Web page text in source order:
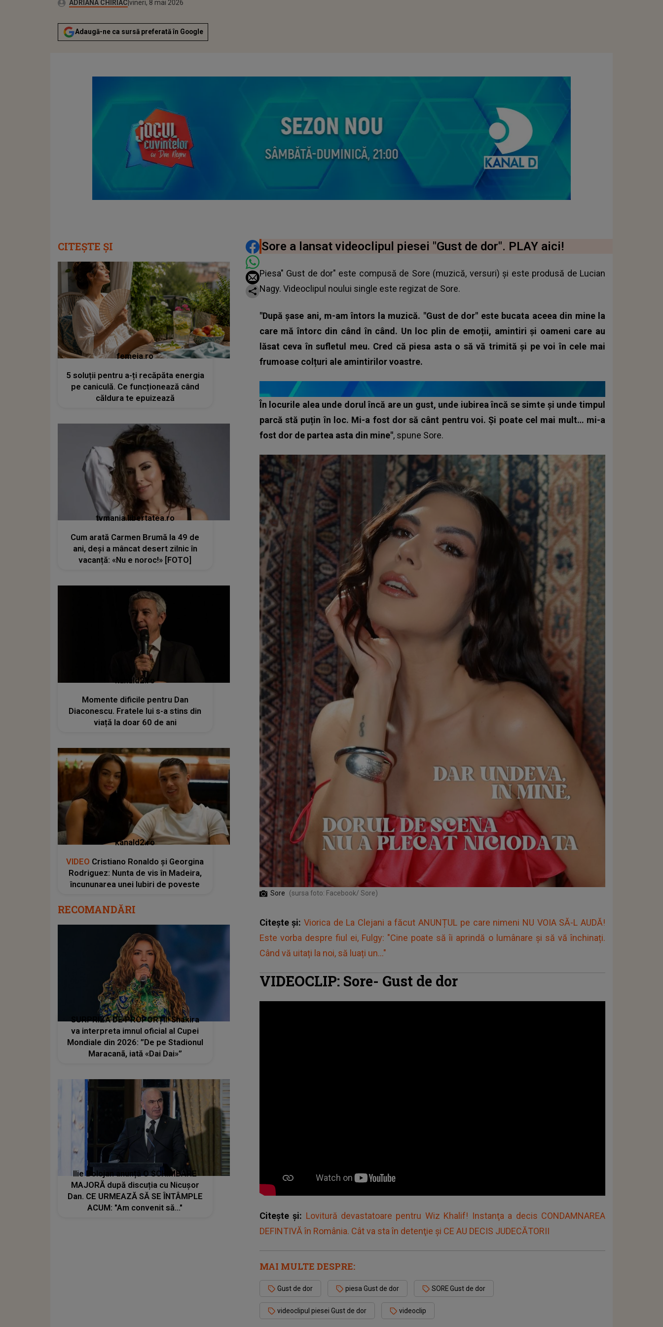
Autor:ADRIANA CHIRIAC vineri, 8 mai 2026
Actualizat:
vineri, 8 mai 2026
Adaugă-ne ca sursă preferată în Google
DISTRIBUIE ARTICOLUL
Sore a lansat videoclipul piesei "Gust de dor". PLAY aici!
Piesa" Gust de dor" este compusă de Sore (muzică, versuri) și este produsă de Lucian
Nagy. Videoclipul noului single este regizat de Sore.
"După șase ani, m-am întors la muzică. "Gust de dor" este bucata aceea din mine la
care mă întorc din când în când. Un loc plin de emoții, amintiri și oameni care au
lăsat ceva în sufletul meu. Cred că piesa asta o să vă trimită și pe voi în cele mai
frumoase colțuri ale amintirilor voastre.
În locurile alea unde dorul încă are un gust, unde iubirea încă se simte și unde timpul
parcă stă puțin în loc. Mi-a fost dor să cânt pentru voi. Și poate cel mai mult… mi-a
fost dor de partea asta din mine", spune Sore.
Sore (sursa foto: Facebook/ Sore)
Citește și:Viorica de La Clejani a făcut ANUNȚUL pe care nimeni NU VOIA SĂ-L AUDĂ!
Este vorba despre fiul ei, Fulgy: "Cine poate să îi aprindă o lumânare și să vă închinați.
Când vă uitați la noi, să luați un..."
VIDEOCLIP: Sore- Gust de dor
Citește și: Lovitură devastatoare pentru Wiz Khalif! Instanţa a decis CONDAMNAREA
DEFINTIVĂ în România. Cât va sta în detenţie şi CE AU DECIS JUDECĂTORII
MAI MULTE DESPRE:
Gust de dor piesa Gust de dor SORE Gust de dor
videoclipul piesei Gust de dor videoclip
CITEȘTE ȘI
femeia.ro
5 soluții pentru a-ți recăpăta energia
pe caniculă. Ce funcționează când
căldura te epuizează
tvmania.libertatea.ro
Cum arată Carmen Brumă la 49 de
ani, deși a mâncat desert zilnic în
vacanță: «Nu e noroc!» [FOTO]
kanald2.ro
Momente dificile pentru Dan
Diaconescu. Fratele lui s-a stins din
viață la doar 60 de ani
kanald2.ro
VIDEO Cristiano Ronaldo și Georgina
Rodriguez: Nunta de vis în Madeira,
încununarea unei Iubiri de poveste
RECOMANDĂRI
SURPRIZĂ DE PROPORȚII! Shakira
va interpreta imnul oficial al Cupei
Mondiale din 2026: ”De pe Stadionul
Maracanã, iată «Dai Dai»”
Ilie Bolojan anunță O SCHIMBARE
MAJORĂ după discuția cu Nicușor
Dan. CE URMEAZĂ SĂ SE ÎNTÂMPLE
ACUM: "Am convenit să..."